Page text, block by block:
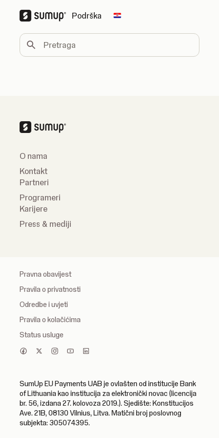
Podrška Change country
Pretraga
O nama
Kontakt
Partneri
Programeri
Karijere
Press & mediji
Pravna obavijest
Pravila o privatnosti
Odredbe i uvjeti
Pravila o kolačićima
Status usluge
SumUp EU Payments UAB je ovlašten od institucije Bank
of Lithuania kao institucija za elektronički novac (licencija
br. 56, izdana 27. kolovoza 2019.). Sjedište: Konstitucijos
Ave. 21B, 08130 Vilnius, Litva. Matični broj poslovnog
subjekta: 305074395.